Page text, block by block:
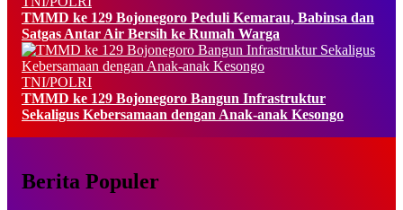
TMMD ke 129 Bojonegoro Peduli Kemarau, Babinsa dan
Satgas Antar Air Bersih ke Rumah Warga
TNI/POLRI
TMMD ke 129 Bojonegoro Bangun Infrastruktur
Sekaligus Kebersamaan dengan Anak-anak Kesongo
Berita Populer